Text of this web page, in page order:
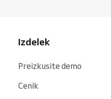
Izdelek
Preizkusite demo
Cenik